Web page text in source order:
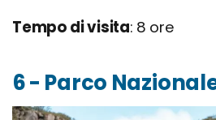
Tempo di visita: 8 ore
6 - Parco